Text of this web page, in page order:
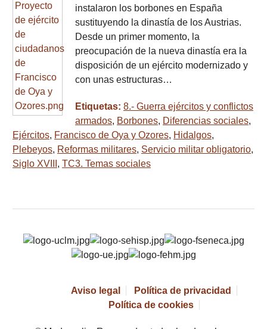
instalaron los borbones en España
sustituyendo la dinastía de los Austrias.
Desde un primer momento, la
preocupación de la nueva dinastía era la
disposición de un ejército modernizado y
con unas estructuras…
Etiquetas: 8.- Guerra ejércitos y conflictos
armados, Borbones, Diferencias sociales,
Ejércitos, Francisco de Oya y Ozores, Hidalgos,
Plebeyos, Reformas militares, Servicio militar obligatorio,
Siglo XVIII , TC3. Temas sociales
Aviso legal
Política de privacidad
Política de cookies